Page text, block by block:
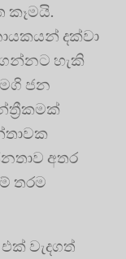
දක්වා
හැකි
ජන
අතර
තරම
වැදගත්